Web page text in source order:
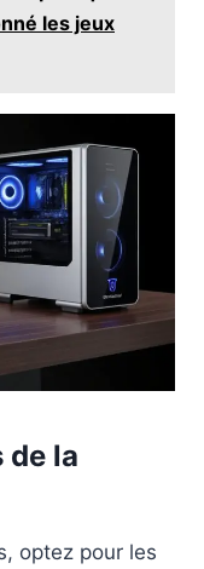
les jeux
de la
optez pour les